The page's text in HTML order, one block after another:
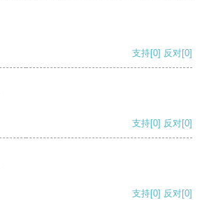
支持[0] 反对[0]
支持[0] 反对[0]
支持[0] 反对[0]